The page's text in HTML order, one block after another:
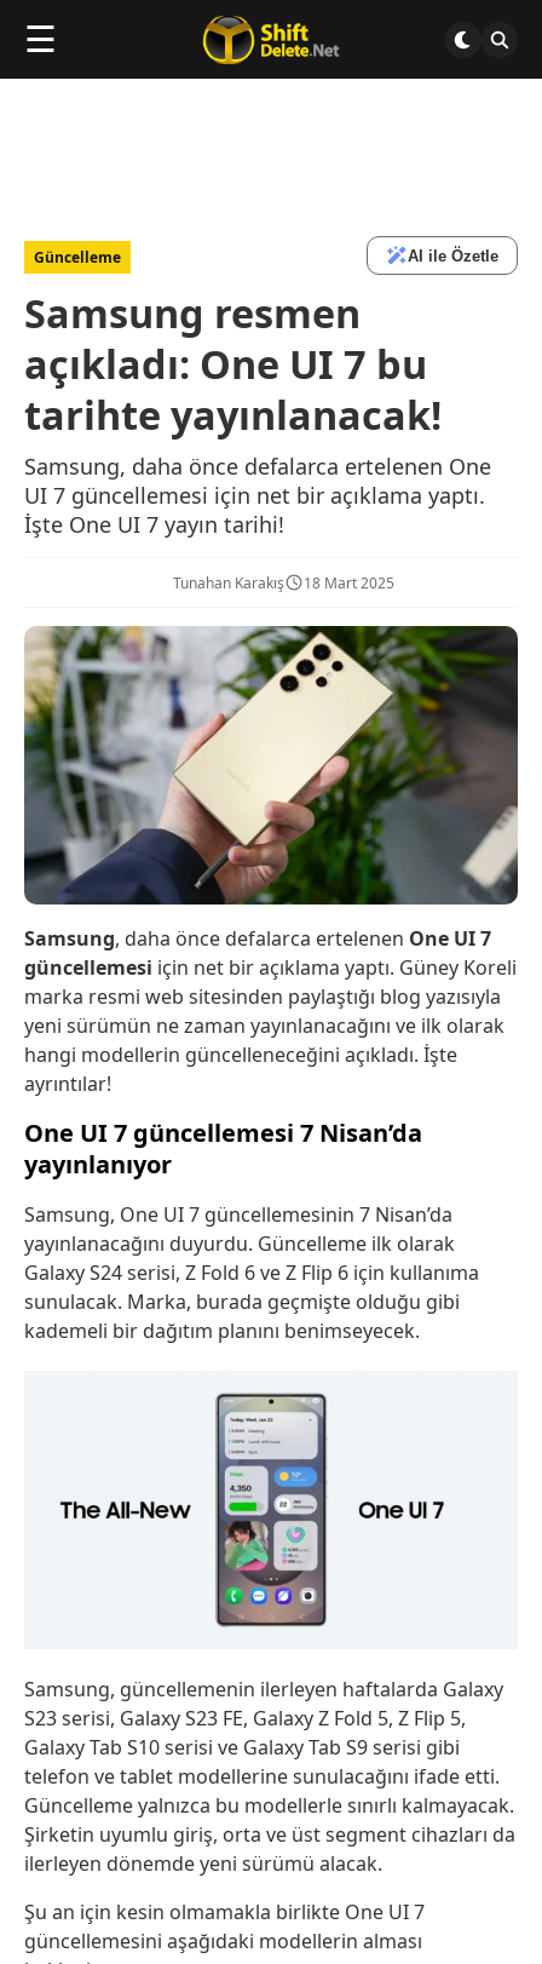
☰
Güncelleme AI ile Özetle
Samsung resmen
açıkladı: One UI 7 bu
tarihte yayınlanacak!
Samsung, daha önce defalarca ertelenen One
UI 7 güncellemesi için net bir açıklama yaptı.
İşte One UI 7 yayın tarihi!
Tunahan Karakış 18 Mart 2025
Samsung, daha önce defalarca ertelenen One UI 7
güncellemesi için net bir açıklama yaptı. Güney Koreli
marka resmi web sitesinden paylaştığı blog yazısıyla
yeni sürümün ne zaman yayınlanacağını ve ilk olarak
hangi modellerin güncelleneceğini açıkladı. İşte
ayrıntılar!
One UI 7 güncellemesi 7 Nisan’da
yayınlanıyor
Samsung, One UI 7 güncellemesinin 7 Nisan’da
yayınlanacağını duyurdu. Güncelleme ilk olarak
Galaxy S24 serisi, Z Fold 6 ve Z Flip 6 için kullanıma
sunulacak. Marka, burada geçmişte olduğu gibi
kademeli bir dağıtım planını benimseyecek.
Samsung, güncellemenin ilerleyen haftalarda Galaxy
S23 serisi, Galaxy S23 FE, Galaxy Z Fold 5, Z Flip 5,
Galaxy Tab S10 serisi ve Galaxy Tab S9 serisi gibi
telefon ve tablet modellerine sunulacağını ifade etti.
Güncelleme yalnızca bu modellerle sınırlı kalmayacak.
Şirketin uyumlu giriş, orta ve üst segment cihazları da
ilerleyen dönemde yeni sürümü alacak.
Şu an için kesin olmamakla birlikte One UI 7
güncellemesini aşağıdaki modellerin alması